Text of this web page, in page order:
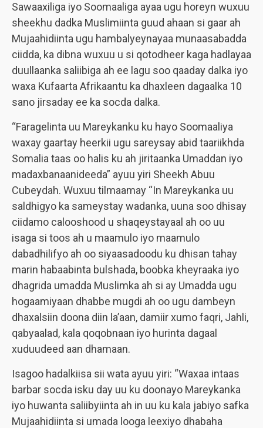
Sawaaxiliga iyo Soomaaliga ayaa ugu horeyn wuxuu
sheekhu dadka Muslimiinta guud ahaan si gaar ah
Mujaahidiinta ugu hambalyeynayaa munaasabadda
ciidda, ka dibna wuxuu u si qotodheer kaga hadlayaa
duullaanka saliibiga ah ee lagu soo qaaday dalka iyo
waxa Kufaarta Afrikaantu ka dhaxleen dagaalka 10
sano jirsaday ee ka socda dalka.
“Faragelinta uu Mareykanku ku hayo Soomaaliya
waxay gaartay heerkii ugu sareysay abid taariikhda
Somalia taas oo halis ku ah jiritaanka Umaddan iyo
madaxbanaanideeda” ayuu yiri Sheekh Abuu
Cubeydah. Wuxuu tilmaamay “In Mareykanka uu
saldhigyo ka sameystay wadanka, uuna soo dhisay
ciidamo calooshood u shaqeystayaal ah oo uu
isaga si toos ah u maamulo iyo maamulo
dabadhilifyo ah oo siyaasadoodu ku dhisan tahay
marin habaabinta bulshada, boobka kheyraaka iyo
dhagrida umadda Muslimka ah si ay Umadda ugu
hogaamiyaan dhabbe mugdi ah oo ugu dambeyn
dhaxalsiin doona diin la’aan, damiir xumo faqri, Jahli,
qabyaalad, kala qoqobnaan iyo hurinta dagaal
xuduudeed aan dhamaan.
Isagoo hadalkiisa sii wata ayuu yiri: “Waxaa intaas
barbar socda isku day uu ku doonayo Mareykanka
iyo huwanta saliibyiinta ah in uu ku kala jabiyo safka
Mujaahidiinta si umada looga leexiyo dhabaha